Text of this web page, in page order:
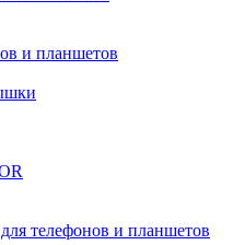
и планшетов
телефонов и планшетов